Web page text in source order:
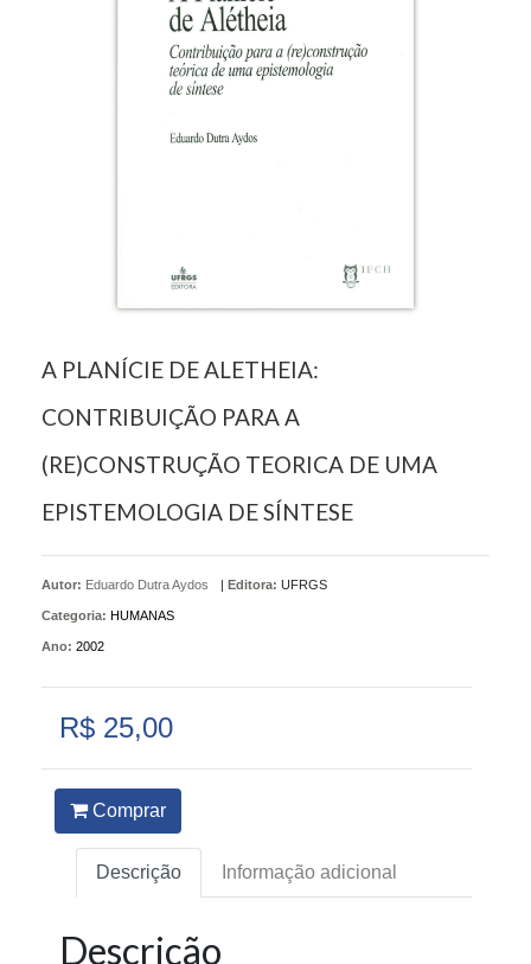
A PLANÍCIE DE ALETHEIA:
CONTRIBUIÇÃO PARA A
(RE)CONSTRUÇÃO TEORICA DE UMA
EPISTEMOLOGIA DE SÍNTESE
Autor: Eduardo Dutra Aydos Editora: UFRGS
Categoria: HUMANAS
Ano: 2002
R$ 25,00
Comprar
Descrição Informação adicional
Descrição